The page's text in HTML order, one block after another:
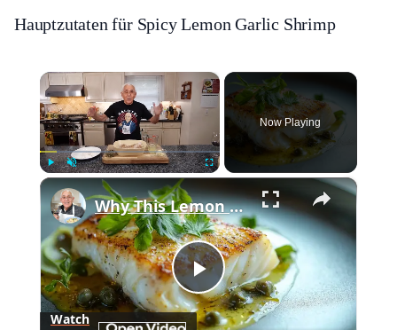
Hauptzutaten für Spicy Lemon Garlic Shrimp
×
Now Playing
×
Play
Why This Lemon Butter Cod with Capers Will Be Your Go-To Seafood Recipe
Watch